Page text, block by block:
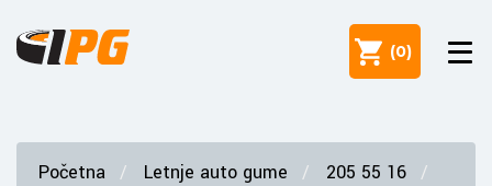
(0)
Početna Letnje auto gume
205 55 16